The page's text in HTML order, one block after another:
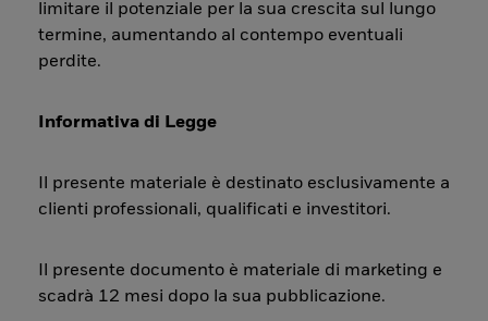
limitare il potenziale per la sua crescita sul lungo
termine, aumentando al contempo eventuali
perdite.
Informativa di Legge
Il presente materiale è destinato esclusivamente a
clienti professionali, qualificati e investitori.
Il presente documento è materiale di marketing e
scadrà 12 mesi dopo la sua pubblicazione.